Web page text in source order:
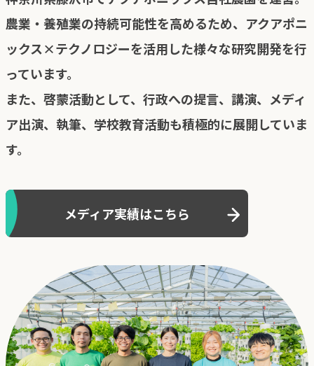
農業・養殖業の持続可能性を高めるため、アクアポニ
ックス×テクノロジーを活用した様々な研究開発を行
っています。
また、啓蒙活動として、行政への提言、講演、メディ
ア出演、執筆、学校教育活動も積極的に展開していま
す。
メディア実績はこちら